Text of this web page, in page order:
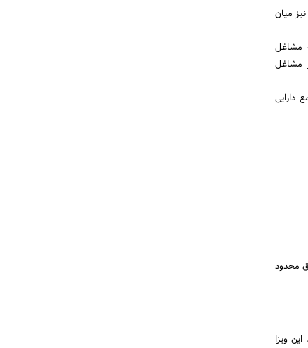
میان
مشاغل
مشاغل
دارایی
محدود
ویزا